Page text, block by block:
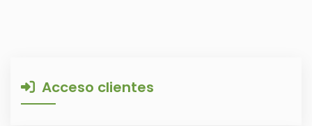
Acceso clientes